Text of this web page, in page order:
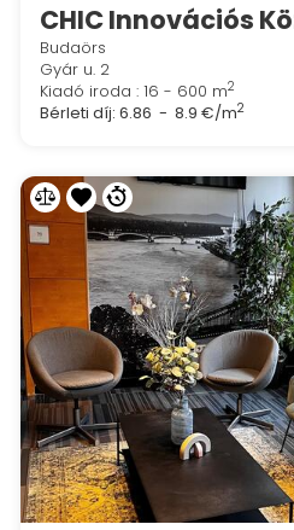
CHIC Innovációs
Budaörs
Gyár u. 2
Kiadó iroda : 16 - 600 m2
Bérleti díj: 6.86 - 8.9 €/m2